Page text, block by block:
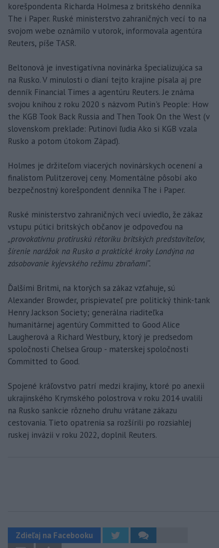
korešpondenta Richarda Holmesa z britského denníka
The i Paper. Ruské ministerstvo zahraničných vecí to na
svojom webe oznámilo v utorok, informovala agentúra
Reuters, píše TASR.
Beltonová je investigatívna novinárka špecializujúca sa
na Rusko. V minulosti o dianí tejto krajine písala aj pre
denník Financial Times a agentúru Reuters. Je známa
svojou knihou z roku 2020 s názvom Putin's People: How
the KGB Took Back Russia and Then Took On the West (v
slovenskom preklade: Putinovi ľudia Ako si KGB vzala
Rusko a potom útokom Západ).
Holmes je držiteľom viacerých novinárskych ocenení a
finalistom Pulitzerovej ceny. Momentálne pôsobí ako
bezpečnostný korešpondent denníka The i Paper.
Ruské ministerstvo zahraničných vecí uviedlo, že zákaz
vstupu pútici britských občanov je odpoveďou na
„provokatívnu protiruskú rétoriku britských predstaviteľov,
šírenie narážok na Rusko a praktické kroky Londýna na
zásobovanie kyjevského režimu zbraňami“.
Ďalšími Britmi, na ktorých sa zákaz vzťahuje, sú
Alexander Browder, prispievateľ pre politický think-tank
Henry Jackson Society; generálna riaditeľka
humanitárnej agentúry Committed to Good Alice
Laugherová a Richard Westbury, ktorý je predsedom
spoločnosti Chelsea Group - materskej spoločnosti
Committed to Good.
Spojené kráľovstvo patrí medzi krajiny, ktoré po anexii
ukrajinského Krymského polostrova v roku 2014 uvalili
na Rusko sankcie rôzneho druhu vrátane zákazu
cestovania. Tieto opatrenia sa rozšírili po rozsiahlej
ruskej invázii v roku 2022, doplnil Reuters.
Zdieľaj na Facebooku